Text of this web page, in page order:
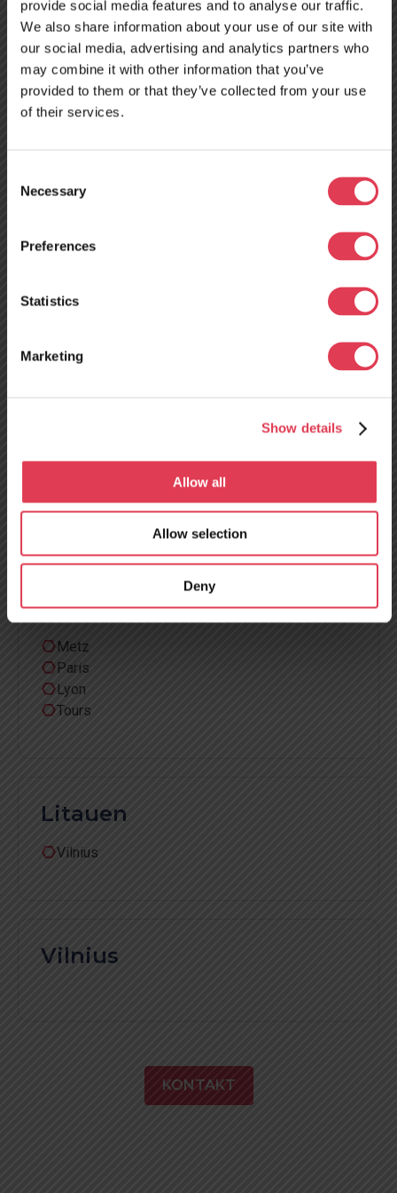
provide social media features and to analyse our traffic.
We also share information about your use of our site with
our social media, advertising and analytics partners who
may combine it with other information that you’ve
provided to them or that they’ve collected from your use
of their services.
Selection
Necessary
Preferences
Statistics
Marketing
Show details
Allow all
Allow selection
Deny
Unsere langjährige internationale Erfahrung verleiht uns
Flexibilität, sodass wir auf Weiterentwicklung und
Partnerschaften ausgerichtet sind. Wir begegnen
Herausforderungen mit Zuversicht, verbessern uns
kontinuierlich und streben nach innovativen Lösungen in
Problemlösungen zum günstigsten Preis. Schnell, effizient
und einfach.
Viersen
Frankfurt
Frankreich
Metz
Paris
Lyon
Tours
Litauen
Vilnius
Vilnius
KONTAKT
Servicezentrum in
Tours, Frankreich –
ab dem 10. August